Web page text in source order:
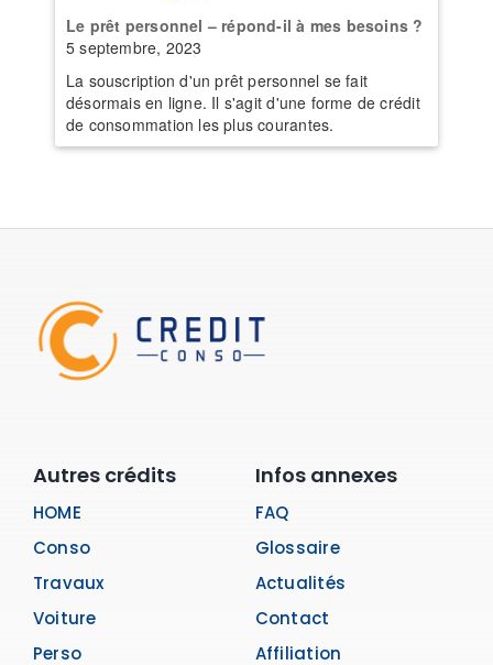
Le prêt personnel – répond-il à mes besoins ?
5 septembre, 2023
La souscription d'un prêt personnel se fait
désormais en ligne. Il s'agit d'une forme de crédit
de consommation les plus courantes.
Autres crédits
HOME
Conso
Travaux
Voiture
Perso
Infos annexes
FAQ
Glossaire
Actualités
Contact
Affiliation